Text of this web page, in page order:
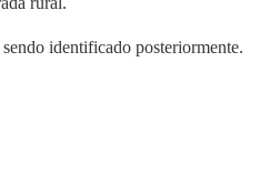
identificado posteriormente.